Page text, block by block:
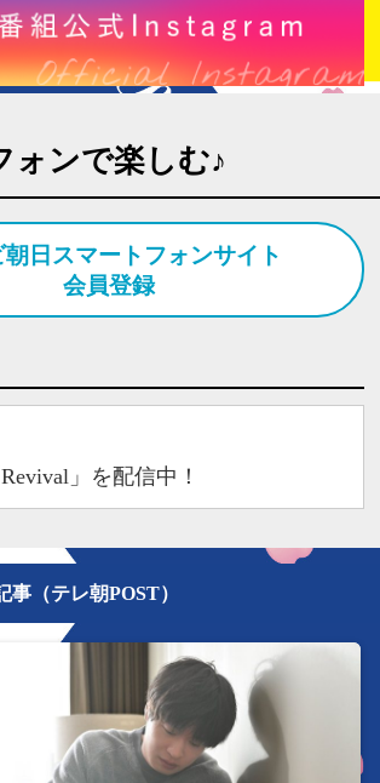
ォンで楽しむ♪
朝日スマートフォンサイト
会員登録
」を配信中！
事（テレ朝POST）